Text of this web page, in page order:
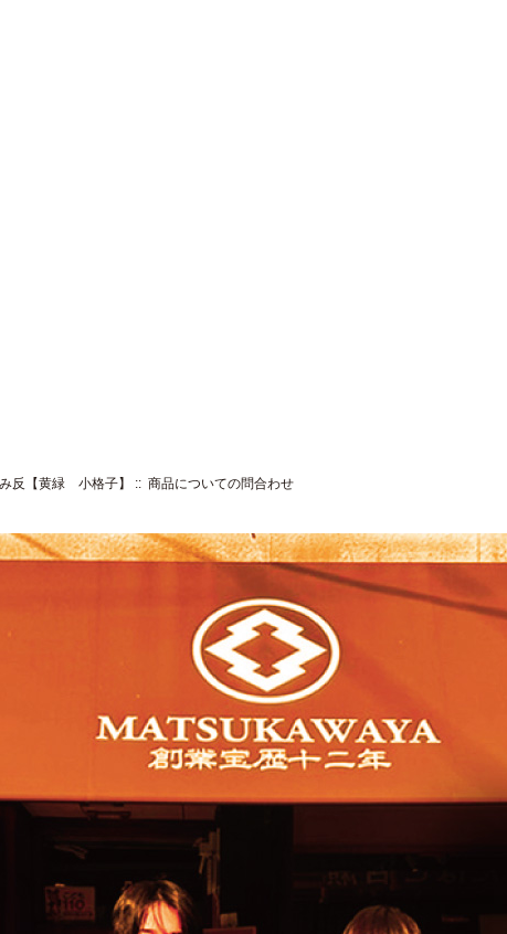
反【黄緑 小格子】 :: 商品についての問合わせ